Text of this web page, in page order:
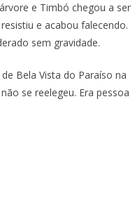
e Timbó chegou a ser
e acabou falecendo.
sem gravidade.
Bela Vista do Paraíso na
se reelegeu. Era pessoa